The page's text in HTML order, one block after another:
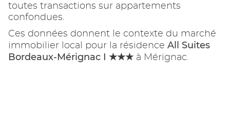
toutes transactions sur appartements
confondues.
Ces données donnent le contexte du marché
immobilier local pour la résidence All Suites
Bordeaux-Mérignac I ★★★ à Mérignac.